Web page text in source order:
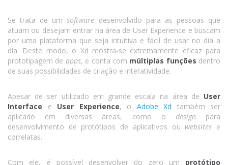
Se trata de umsoftware desenvolvido para as pessoas que
atuam ou desejam entrar na área de User Experience e buscam
por uma plataforma que seja intuitiva e fácil de usar no dia a
dia. Deste modo, o Xd mostra-se extremamente eficaz para
prototipagem de apps, e conta com múltiplas funções dentro
de suas possibilidades de criação e interatividade.
Apesar de ser utilizado em grande escala na área de User
Interface e User Experience, o Adobe Xd também ser
aplicado em diversas áreas, como o design para
desenvolvimento de protótipos de aplicativos ou websites e
correlatas.
Com ele, é possível desenvolver do zero um protótipo